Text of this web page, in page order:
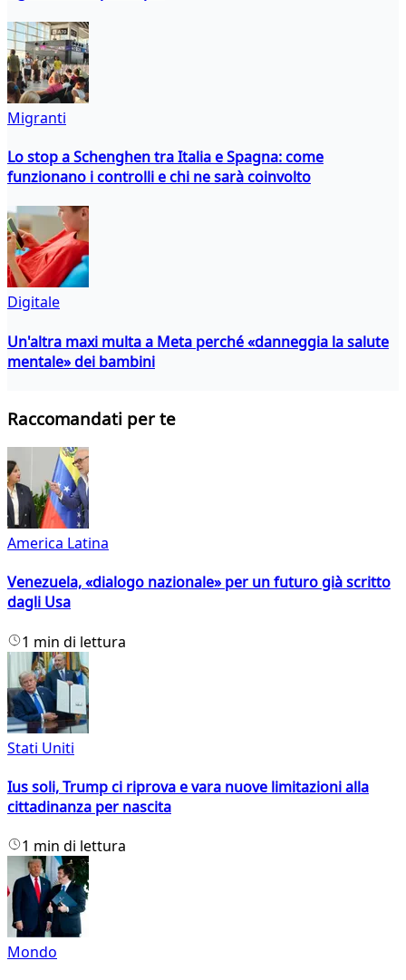
Migranti
Lo stop a Schenghen tra Italia e Spagna: come
funzionano i controlli e chi ne sarà coinvolto
Digitale
Un'altra maxi multa a Meta perché «danneggia la salute
mentale» dei bambini
Raccomandati per te
America Latina
Venezuela, «dialogo nazionale» per un futuro già scritto
dagli Usa
1 min di lettura
Stati Uniti
Ius soli, Trump ci riprova e vara nuove limitazioni alla
cittadinanza per nascita
1 min di lettura
Mondo